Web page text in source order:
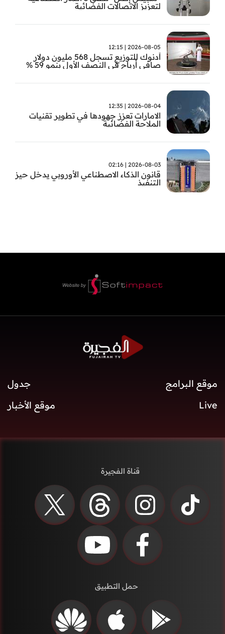
لتعزيز الاتصالات الفضائية
2026-08-05 | 12:15
أدنوك للتوزيع تسجل 568 مليون دولار
صافي أرباح في النصف الأول بنمو 59 %
2026-08-04 | 12:35
الامارات تعزز جهودها في تطوير تقنيات
الملاحة الفضائية
2026-08-03 | 02:16
قانون الذكاء الاصطناعي الأوروبي يدخل حيز
التنفيذ
موقع البرامج
جدول
Live
موقع الأخبار
قناة الفجيرة
حمل التطبيق